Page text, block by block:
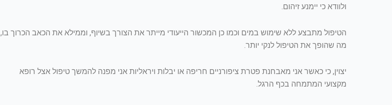
ולוודא כי יימנע זיהום.
הטיפול מתבצע ללא שימוש במים וכמו כן המכשור הייעודי מייתר את הצורך בשיוף, וממילא את הכאב הכרוך בו,
מה שהופך את הטיפול לנקי יותר.
יצוין, כי כאשר אני מאבחנת פטרת ציפורניים חריפה או יבלות ויראליות אני מפנה להמשך טיפול אצל רופא
מקצועי המתמחה בכף הרגל.